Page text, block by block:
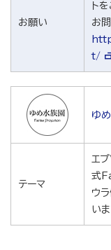
お願い
ト
お
t/
ゆ
テーマ
エ
式
ウ
いま